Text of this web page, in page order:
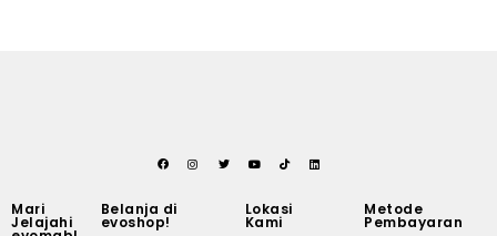
Mari
Jelajahi
Belanja di
evoshop!
Lokasi
Kami
Metode
Pembayaran